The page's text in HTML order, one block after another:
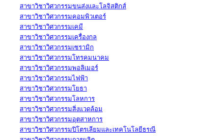
สาขาวิชาวิศวกรรมขนส่งและโลจิสติกส์
สาขาวิชาวิศวกรรมคอมพิวเตอร์
สาขาวิชาวิศวกรรมเคมี
สาขาวิชาวิศวกรรมเครื่องกล
สาขาวิชาวิศวกรรมเซรามิก
สาขาวิชาวิศวกรรมโทรคมนาคม
สาขาวิชาวิศวกรรมพอลิเมอร์
สาขาวิชาวิศวกรรมไฟฟ้า
สาขาวิชาวิศวกรรมโยธา
สาขาวิชาวิศวกรรมโลหการ
สาขาวิชาวิศวกรรมสิ่งแวดล้อม
สาขาวิชาวิศวกรรมอุตสาหการ
สาขาวิชาวิศวกรรมปิโตรเลียมและเทคโนโลยีธรณี